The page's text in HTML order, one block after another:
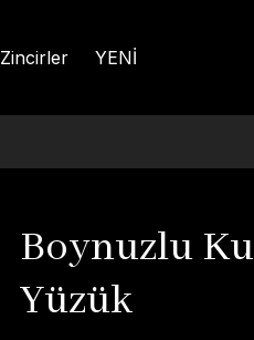
Zincirler YENİ
Boynuzlu
Yüzük